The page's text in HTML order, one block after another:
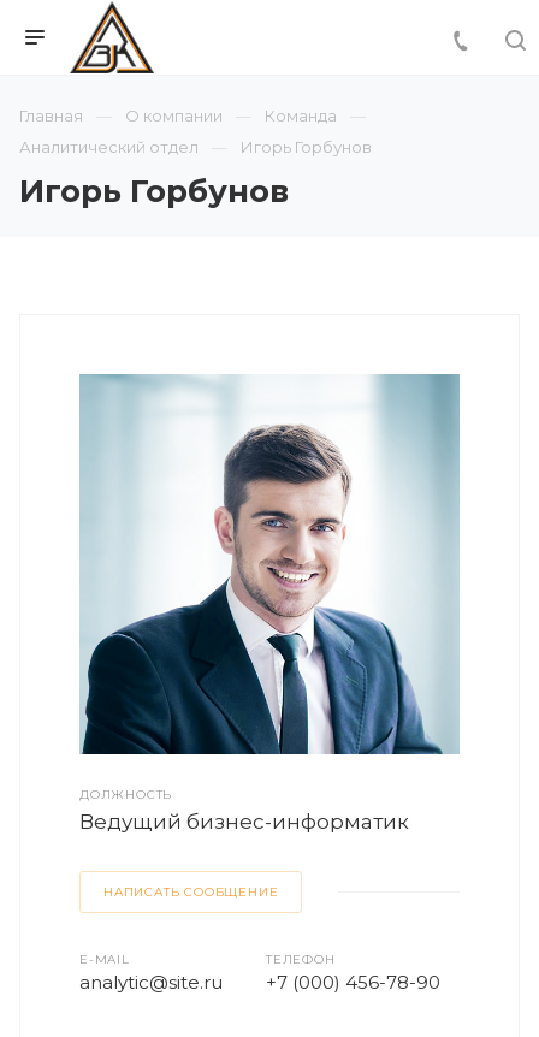
Главная О компании
Команда
Аналитический отдел
Игорь Горбунов
Игорь Горбунов
ДОЛЖНОСТЬ
Ведущий бизнес-информатик
НАПИСАТЬ СООБЩЕНИЕ
E-MAIL
analytic@site.ru
ТЕЛЕФОН
+7 (000) 456-78-90